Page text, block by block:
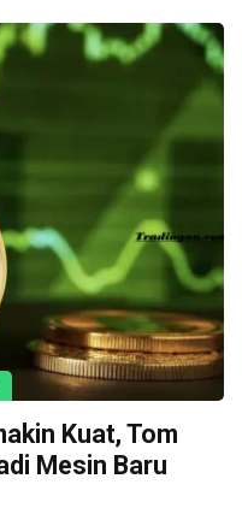
Kuat, Tom
Mesin Baru